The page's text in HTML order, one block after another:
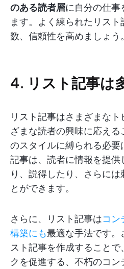
のある読者層に自分の仕事
ます。よく練られたリス
数、信頼性を高めましょう。
4. リスト記事は
リスト記事はさまざまな
ざまな読者の興味に応え
のスタイルに縛られる必要
記事は、読者に情報を提供
り、説得したり、さらに
とができます。
さらに、リスト記事はコン
構築にも最適な手法です。
スト記事を作成することで
クを促進する、不朽のコ